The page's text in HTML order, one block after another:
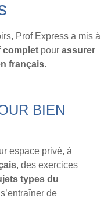
Prof Express a mis à
complet pour assurer
français.
BIEN
espace privé, à
, des exercices
types du
de